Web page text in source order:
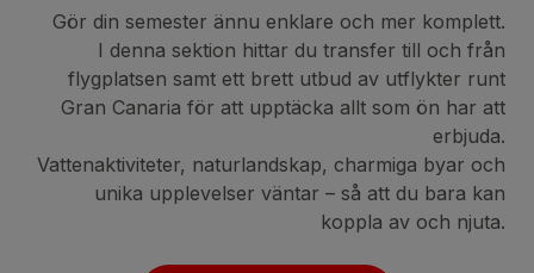
Gör din semester ännu enklare och mer komplett.
I denna sektion hittar du transfer till och från
flygplatsen samt ett brett utbud av utflykter runt
Gran Canaria för att upptäcka allt som ön har att
erbjuda.
Vattenaktiviteter, naturlandskap, charmiga byar och
unika upplevelser väntar – så att du bara kan
koppla av och njuta.